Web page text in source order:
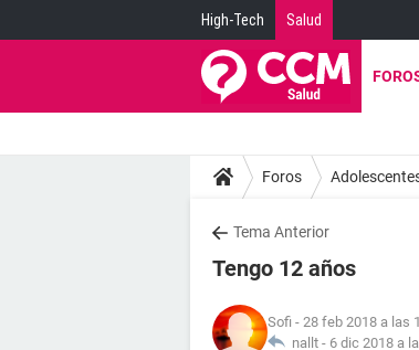
High-Tech Salud
Foros
Tema Anterior
Tengo 12 años
Sofi - 28 feb 2018 a las
nallt - 6 dic 2018 a